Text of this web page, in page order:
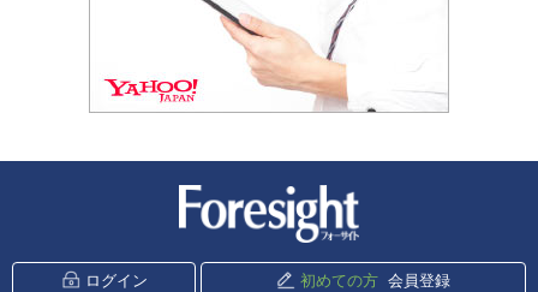
ログイン 初めての方 会員登録